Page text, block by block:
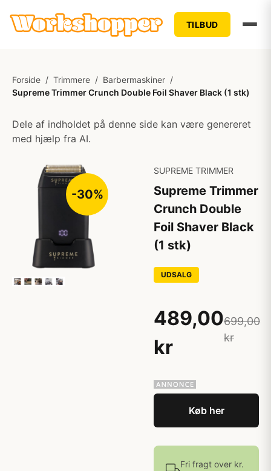
TILBUD
Forside / Trimmere / Barbermaskiner /
Supreme Trimmer Crunch Double Foil Shaver Black (1 stk)
Dele af indholdet på denne side kan være genereret
med hjælp fra AI.
-30%
SUPREME TRIMMER
Supreme Trimmer
Crunch Double
Foil Shaver Black
(1 stk)
UDSALG
489,00
kr
699,00
kr
Køb her
Fri fragt over kr.